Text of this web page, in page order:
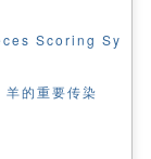
Scoring Sy
的重要传染